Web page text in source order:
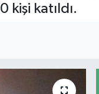
kişi katıldı.